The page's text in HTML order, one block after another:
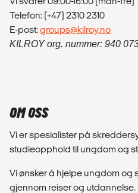
Telefon: (+47) 2310 2310
E-post:groups@kilroy.no
KILROY org. nummer: 940
OM OSS
Vi er spesialister på
studieopphold til ungdom og
Vi ønsker å hjelpe ungdom og
gjennom reiser og